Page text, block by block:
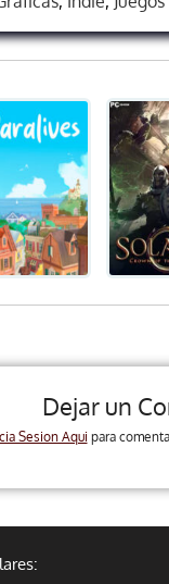
Dejar un
Sesion Aqui para